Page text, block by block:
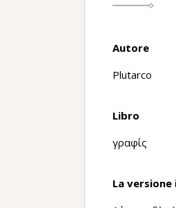
Autore
Plutarco
Libro
γραφίς
La versione